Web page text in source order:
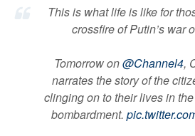
This is what life is like for
crossfire of Putin’s war
Tomorrow on@Channel4,
narrates the story of the
clinging on to their lives in
bombardment.